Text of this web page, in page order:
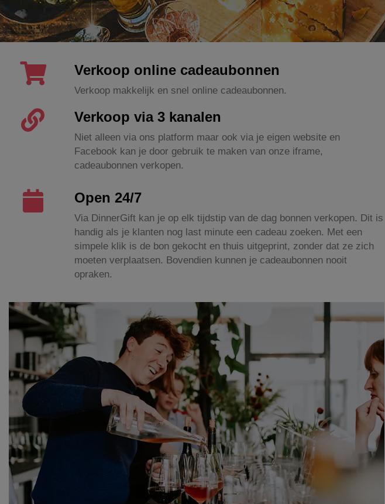
Verkoop online cadeaubonnen
Verkoop makkelijk en snel online cadeaubonnen.
Verkoop via 3 kanalen
Niet alleen via ons platform maar ook via je eigen website en
Facebook kan je door gebruik te maken van onze iframe,
cadeaubonnen verkopen.
Open 24/7
Via DinnerGift kan je op elk tijdstip van de dag bonnen verkopen. Dit is
handig als je klanten nog last minute een cadeau zoeken. Met een
simpele klik is de bon gekocht en thuis uitgeprint, zonder dat ze zich
moeten verplaatsen. Bovendien kunnen je cadeaubonnen nooit
opraken.